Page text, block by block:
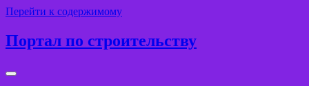
Перейти к содержимому
Портал по строительству